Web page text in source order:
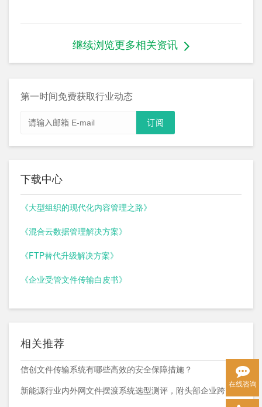
继续浏览更多相关资讯
第一时间免费获取行业动态
下载中心
《大型组织的现代化内容管理之路》
《混合云数据管理解决方案》
《FTP替代升级解决方案》
《企业受管文件传输白皮书》
相关推荐
信创文件传输系统有哪些高效的安全保障措施？
新能源行业内外网文件摆渡系统选型测评，附头部企业跨网部署案例
在线咨询